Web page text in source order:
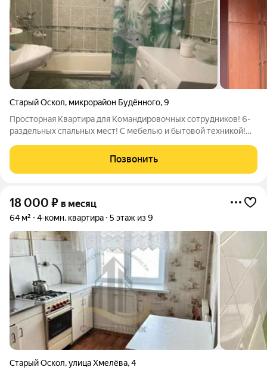
Старый Оскол, микрорайон Будённого,9
Просторная Квартира для Командировочных сотрудников! 6-
раздельных спальных мест! С мебелью и бытовой техникой!
Позвонить
18 000 ₽ в месяц
64 м² 4-комн. квартира 5 этаж из 9
Старый Оскол,улица Хмелёва,4